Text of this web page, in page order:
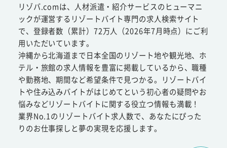
リゾバ.comは、人材派遣・紹介サービスのヒューマニ
ックが運営するリゾートバイト専門の求人検索サイト
で、登録者数（累計）72万人（2026年7月時点）にご利
用いただいています。
沖縄から北海道まで日本全国のリゾート地や観光地、ホ
テル・旅館の求人情報を豊富に掲載しているから、職種
や勤務地、期間など希望条件で見つかる。リゾートバイ
トや住み込みバイトがはじめてという初心者の疑問やお
悩みなどリゾートバイトに関する役立つ情報も満載！
業界No.1のリゾートバイト求人数で、あなたにぴった
りのお仕事探しと夢の実現を応援します。